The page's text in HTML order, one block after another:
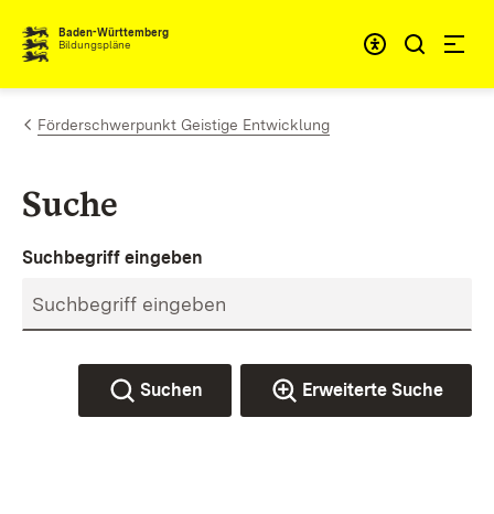
Zum Inhalt springen
Baden-Württemberg
Bildungspläne
Förderschwerpunkt Geistige Entwicklung
Suche
Suchbegriff eingeben
Suchen Erweiterte Suche